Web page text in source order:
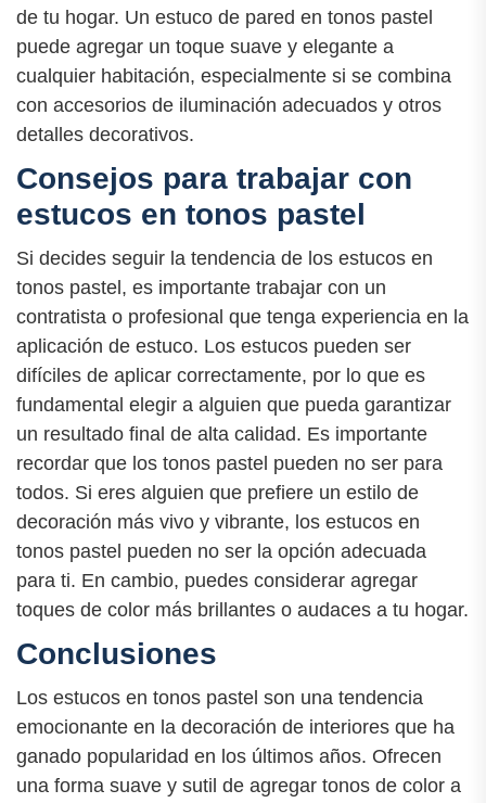
de tu hogar. Un estuco de pared en tonos pastel
puede agregar un toque suave y elegante a
cualquier habitación, especialmente si se combina
con accesorios de iluminación adecuados y otros
detalles decorativos.
Consejos para trabajar con
estucos en tonos pastel
Si decides seguir la tendencia de los estucos en
tonos pastel, es importante trabajar con un
contratista o profesional que tenga experiencia en la
aplicación de estuco. Los estucos pueden ser
difíciles de aplicar correctamente, por lo que es
fundamental elegir a alguien que pueda garantizar
un resultado final de alta calidad. Es importante
recordar que los tonos pastel pueden no ser para
todos. Si eres alguien que prefiere un estilo de
decoración más vivo y vibrante, los estucos en
tonos pastel pueden no ser la opción adecuada
para ti. En cambio, puedes considerar agregar
toques de color más brillantes o audaces a tu hogar.
Conclusiones
Los estucos en tonos pastel son una tendencia
emocionante en la decoración de interiores que ha
ganado popularidad en los últimos años. Ofrecen
una forma suave y sutil de agregar tonos de color a